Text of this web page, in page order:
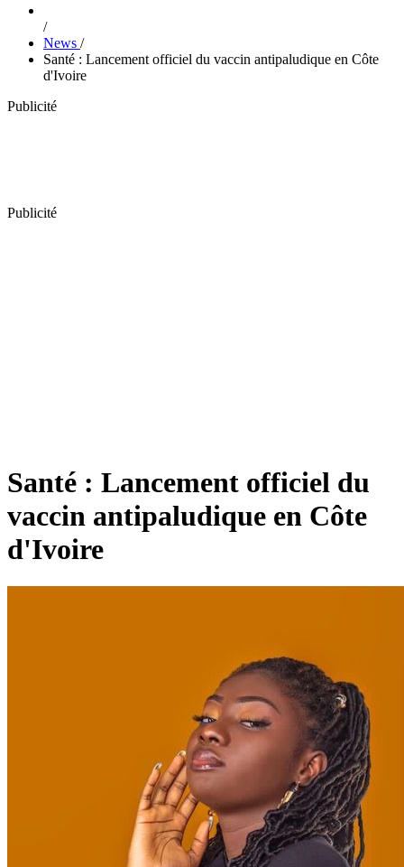
/
News /
Santé : Lancement officiel du vaccin antipaludique en Côte
d'Ivoire
Publicité
Publicité
Santé : Lancement officiel du
vaccin antipaludique en Côte
d'Ivoire